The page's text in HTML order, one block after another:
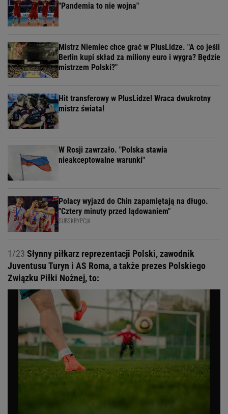
"Pandemia to nie wojna"
Mistrz Niemiec chce grać w PlusLidze. "A co jeśli
Berlin kupi skład za miliony euro i wygra? Będzie
mistrzem Polski?"
Hit transferowy w PlusLidze! Wraca dwukrotny
mistrz świata!
W Rosji zawrzało. "Polska stawia
nieakceptowalne warunki"
Polacy wyjazd do Chin zapamiętają na długo.
"Cztery minuty przed lądowaniem"
SUBSKRYPCJA
1/23 Słynny piłkarz reprezentacji Polski, zawodnik
Juventusu Turyn i AS Roma, a także prezes Polskiego
Związku Piłki Nożnej, to: